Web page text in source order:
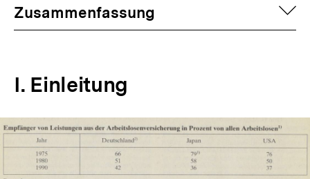
Zusammenfassung
I. Einleitung